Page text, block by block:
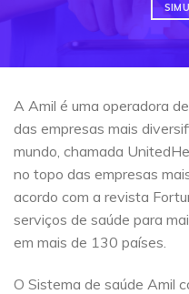
A Amil é uma operadora
das empresas mais
mundo, chamada
no topo das empresas
acordo com a revista
serviços de saúde para
em mais de 130 países.
O Sistema de saúde Amil